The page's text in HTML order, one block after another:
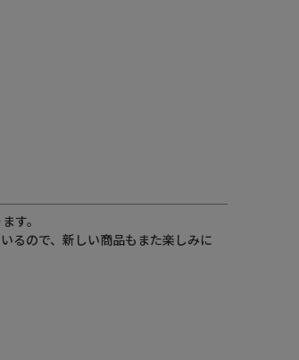
す。
るので、新しい商品もまた楽しみに